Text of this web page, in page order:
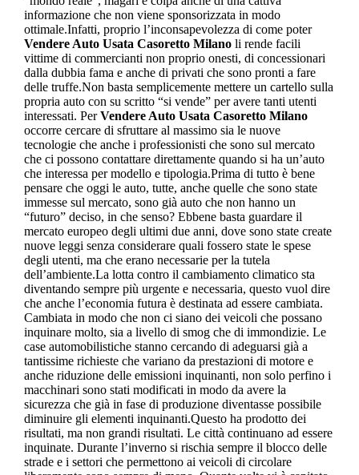
informazione che non viene sponsorizzata in modo
ottimale.Infatti, proprio l’inconsapevolezza di come poter
Vendere Auto Usata Casoretto Milanoli rende facili
vittime di commercianti non proprio onesti, di concessionari
dalla dubbia fama e anche di privati che sono pronti a fare
delle truffe.Non basta semplicemente mettere un cartello sulla
propria auto con su scritto “si vende” per avere tanti utenti
interessati. PerVendere Auto Usata Casoretto Milano
occorre cercare di sfruttare al massimo sia le nuove
tecnologie che anche i professionisti che sono sul mercato
che ci possono contattare direttamente quando si ha un’auto
che interessa per modello e tipologia.Prima di tutto è bene
pensare che oggi le auto, tutte, anche quelle che sono state
immesse sul mercato, sono già auto che non hanno un
“futuro” deciso, in che senso? Ebbene basta guardare il
mercato europeo degli ultimi due anni, dove sono state create
nuove leggi senza considerare quali fossero state le spese
degli utenti, ma che erano necessarie per la tutela
dell’ambiente.La lotta contro il cambiamento climatico sta
diventando sempre più urgente e necessaria, questo vuol dire
che anche l’economia futura è destinata ad essere cambiata.
Cambiata in modo che non ci siano dei veicoli che possano
inquinare molto, sia a livello di smog che di immondizie. Le
case automobilistiche stanno cercando di adeguarsi già a
tantissime richieste che variano da prestazioni di motore e
anche riduzione delle emissioni inquinanti, non solo perfino i
macchinari sono stati modificati in modo da avere la
sicurezza che già in fase di produzione diventasse possibile
diminuire gli elementi inquinanti.Questo ha prodotto dei
risultati, ma non grandi risultati. Le città continuano ad essere
inquinate. Durante l’inverno si rischia sempre il blocco delle
strade e i settori che permettono ai veicoli di circolare